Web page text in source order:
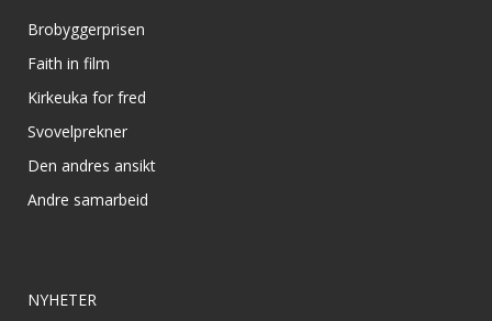
Brobyggerprisen
Faith in film
Kirkeuka for fred
Svovelprekner
Den andres ansikt
Andre samarbeid
NYHETER